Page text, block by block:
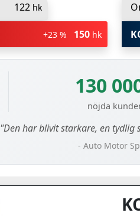
122 hk
+23 % 150 hk
130
nöjda
"Den har blivit starkare, en
- Auto Motor